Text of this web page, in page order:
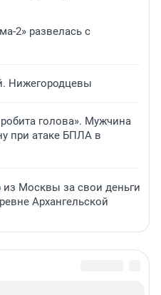
2» развелась с
Нижегородцевы
голова». Мужчина
при атаке БПЛА в
из Москвы за свои деньги
Архангельской